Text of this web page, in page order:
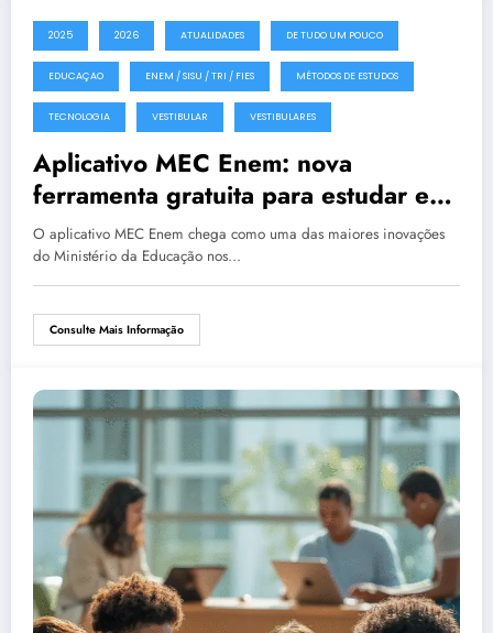
2025 2026 ATUALIDADES DE TUDO UM POUCO
EDUCAÇAO ENEM / SISU / TRI / FIES MÉTODOS DE ESTUDOS
TECNOLOGIA VESTIBULAR VESTIBULARES
Aplicativo MEC Enem: nova
ferramenta gratuita para estudar e
simular o exame nacional
O aplicativo MEC Enem chega como uma das maiores inovações
do Ministério da Educação nos…
Consulte Mais Informação